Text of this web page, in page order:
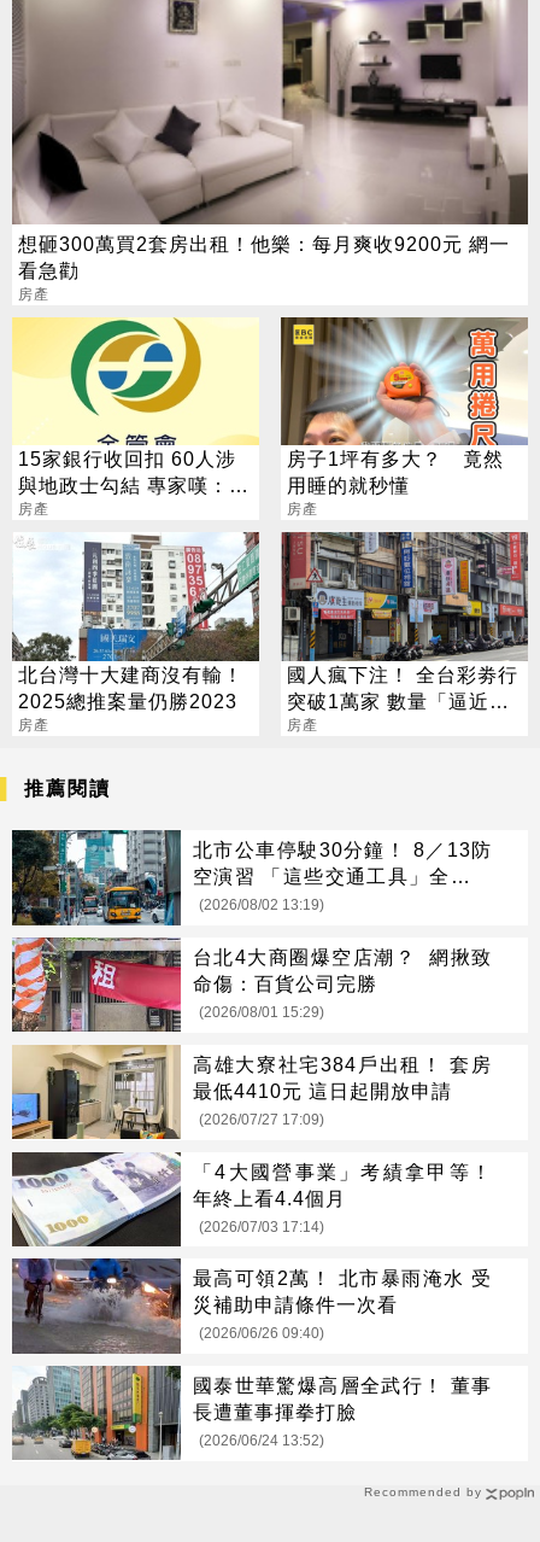
想砸300萬買2套房出租！他樂：每月爽收9200元 網一
看急勸
房產
15家銀行收回扣 60人涉
與地政士勾結 專家嘆：徹
查恐血流成河
房產
房子1坪有多大？ 竟然
用睡的就秒懂
房產
北台灣十大建商沒有輸！
2025總推案量仍勝2023
房產
國人瘋下注！ 全台彩劵行
突破1萬家 數量「逼近直
營超商」
房產
Recommended by
推薦閱讀
北市公車停駛30分鐘！ 8／13防
空演習 「這些交通工具」全面管
制
(2026/08/02 13:19)
台北4大商圈爆空店潮？ 網揪致
命傷：百貨公司完勝
(2026/08/01 15:29)
高雄大寮社宅384戶出租！ 套房
最低4410元 這日起開放申請
(2026/07/27 17:09)
「4大國營事業」考績拿甲等！
年終上看4.4個月
(2026/07/03 17:14)
最高可領2萬！ 北市暴雨淹水 受
災補助申請條件一次看
(2026/06/26 09:40)
國泰世華驚爆高層全武行！ 董事
長遭董事揮拳打臉
(2026/06/24 13:52)